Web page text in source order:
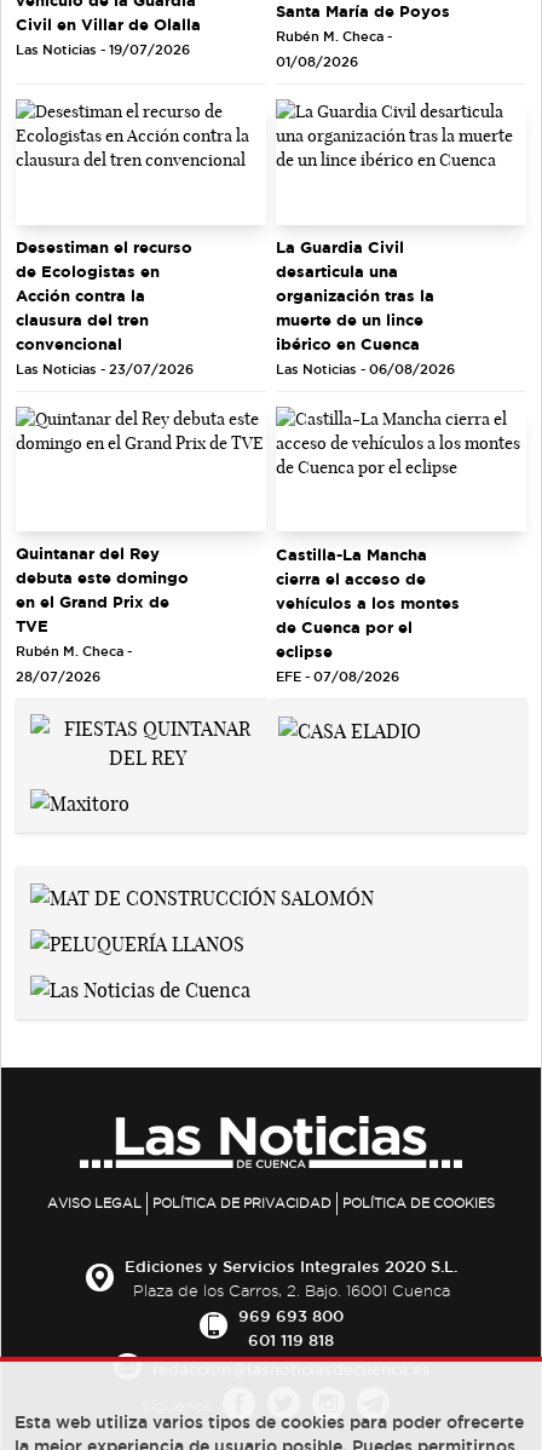
Civil en Villar de Olalla
Las Noticias - 19/07/2026
Santa María de Poyos
Rubén M. Checa -
01/08/2026
Desestiman el recurso
de Ecologistas en
Acción contra la
clausura del tren
convencional
Las Noticias - 23/07/2026
La Guardia Civil
desarticula una
organización tras la
muerte de un lince
ibérico en Cuenca
Las Noticias - 06/08/2026
Quintanar del Rey
debuta este domingo
en el Grand Prix de
TVE
Rubén M. Checa -
28/07/2026
Castilla-La Mancha
cierra el acceso de
vehículos a los montes
de Cuenca por el
eclipse
EFE - 07/08/2026
AVISO LEGAL POLÍTICA DE PRIVACIDAD POLÍTICA DE COOKIES
Ediciones y Servicios Integrales 2020 S.L.
Plaza de los Carros, 2. Bajo. 16001 Cuenca
969 693 800
601 119 818
Esta web utiliza varios tipos de cookies para poder ofrecerte